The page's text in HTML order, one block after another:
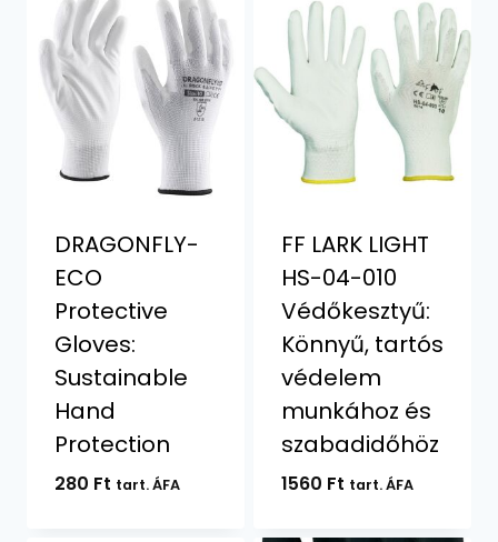
DRAGONFLY-
ECO
Protective
Gloves:
Sustainable
Hand
Protection
280 Ft tart. ÁFA
FF LARK LIGHT
HS-04-010
Védőkesztyű:
Könnyű, tartós
védelem
munkához és
szabadidőhöz
1560 Ft tart. ÁFA